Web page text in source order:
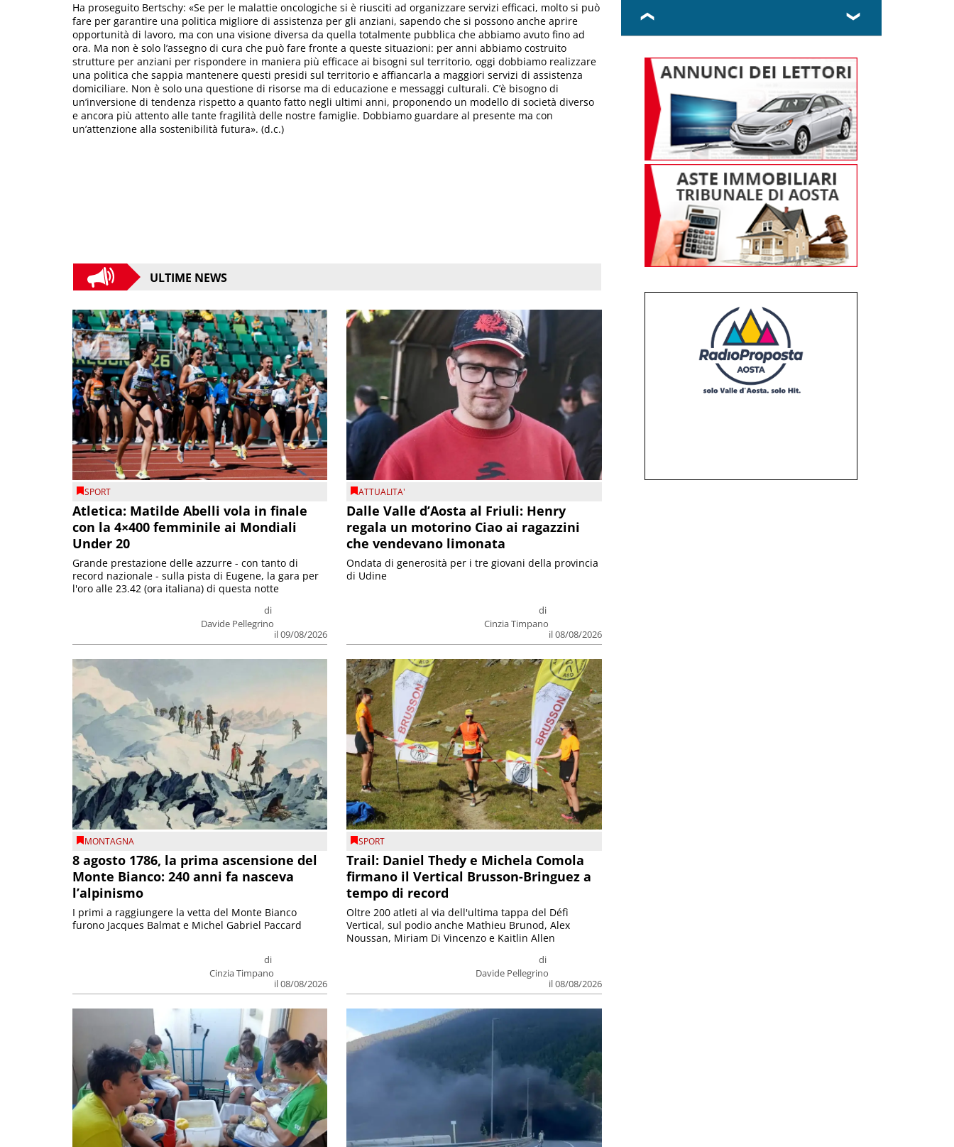
Ha proseguito Bertschy: «Se per le malattie oncologiche si è riusciti ad organizzare servizi efficaci, molto si può
fare per garantire una politica migliore di assistenza per gli anziani, sapendo che si possono anche aprire
opportunità di lavoro, ma con una visione diversa da quella totalmente pubblica che abbiamo avuto fino ad
ora. Ma non è solo l’assegno di cura che può fare fronte a queste situazioni: per anni abbiamo costruito
strutture per anziani per rispondere in maniera più efficace ai bisogni sul territorio, oggi dobbiamo realizzare
una politica che sappia mantenere questi presidi sul territorio e affiancarla a maggiori servizi di assistenza
domiciliare. Non è solo una questione di risorse ma di educazione e messaggi culturali. C’è bisogno di
un’inversione di tendenza rispetto a quanto fatto negli ultimi anni, proponendo un modello di società diverso
e ancora più attento alle tante fragilità delle nostre famiglie. Dobbiamo guardare al presente ma con
un’attenzione alla sostenibilità futura». (d.c.)
ULTIME NEWS
SPORT
Atletica: Matilde Abelli vola in finale
con la 4×400 femminile ai Mondiali
Under 20
di
Davide Pellegrino
il 09/08/2026
Grande prestazione delle azzurre - con tanto di
record nazionale - sulla pista di Eugene, la gara per
l'oro alle 23.42 (ora italiana) di questa notte
ATTUALITA'
Dalle Valle d’Aosta al Friuli: Henry
regala un motorino Ciao ai ragazzini
che vendevano limonata
di
Cinzia Timpano
il 08/08/2026
Ondata di generosità per i tre giovani della provincia
di Udine
MONTAGNA
8 agosto 1786, la prima ascensione del
Monte Bianco: 240 anni fa nasceva
l’alpinismo
di
Cinzia Timpano
il 08/08/2026
I primi a raggiungere la vetta del Monte Bianco
furono Jacques Balmat e Michel Gabriel Paccard
SPORT
Trail: Daniel Thedy e Michela Comola
firmano il Vertical Brusson-Bringuez a
tempo di record
di
Davide Pellegrino
il 08/08/2026
Oltre 200 atleti al via dell'ultima tappa del Défì
Vertical, sul podio anche Mathieu Brunod, Alex
Noussan, Miriam Di Vincenzo e Kaitlin Allen
❮ ❯